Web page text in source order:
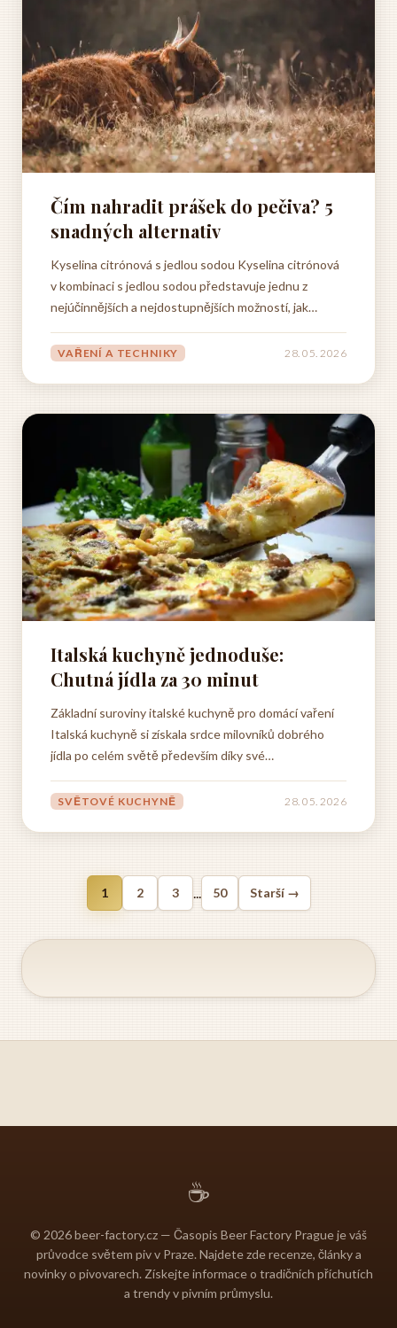
Čím nahradit prášek do pečiva? 5
snadných alternativ
Kyselina citrónová s jedlou sodou Kyselina citrónová
v kombinaci s jedlou sodou představuje jednu z
nejúčinnějších a nejdostupnějších možností, jak
receptech. Tato směs funguje na stejném principu
VAŘENÍ A TECHNIKY 28. 05. 2026
Italská kuchyně jednoduše:
Chutná jídla za 30 minut
Základní suroviny italské kuchyně pro domácí vaření
Italská kuchyně si získala srdce milovníků dobrého
jídla po celém světě především díky své
připravovat italská jídla doma, není třeba mít plnou
SVĚTOVÉ KUCHYNĚ 28. 05. 2026
1 2 3 ... 50 Starší →
☕
© 2026 beer-factory.cz — Časopis Beer Factory Prague je váš
průvodce světem piv v Praze. Najdete zde recenze, články a
novinky o pivovarech. Získejte informace o tradičních příchutích
a trendy v pivním průmyslu.